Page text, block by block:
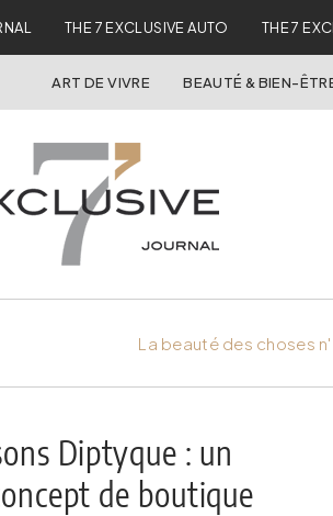
THE 7 EXCLUSIVE AUTO THE 7
ART DE VIVRE BEAUTÉ & BIEN-
La beauté des choses
Diptyque : un
de boutique